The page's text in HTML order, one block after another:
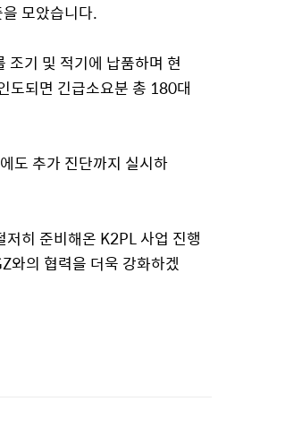
모았습니다.
기 및 적기에 납품하며 현
도되면 긴급소요분 총 180대
도 추가 진단까지 실시하
히 준비해온 K2PL 사업 진행
와의 협력을 더욱 강화하겠